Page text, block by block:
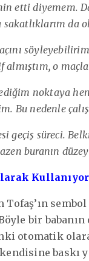
etti diyemem.
da
o
noktaya
Bu nedenle
geçiş süreci.
buranın
Tofaş’ın
bir babanın
otomatik
baskı